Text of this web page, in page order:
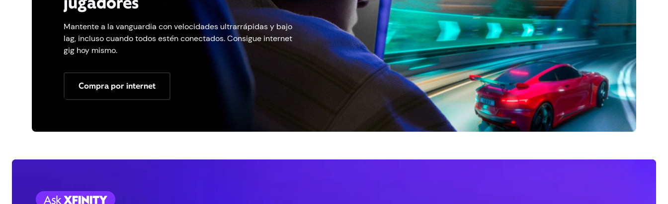
Mantente a la vanguardia con velocidades ultrarrápidas y bajo
lag, incluso cuando todos estén conectados. Consigue internet
gig hoy mismo.
Compra por internet